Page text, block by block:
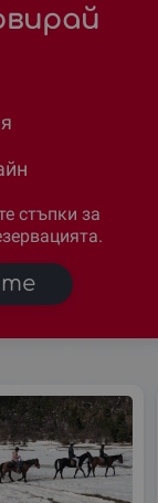
стъпки за